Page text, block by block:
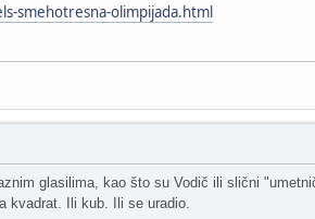
smehotresna-olimpijada.html
glasilima, kao što su Vodič ili slični
kvadrat. Ili kub. Ili se uradio.